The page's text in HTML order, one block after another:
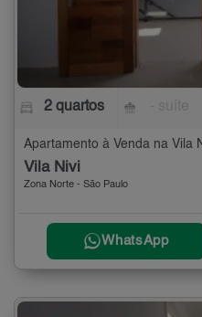
2 quartos
Apartamento à Venda na Vila
Vila Nivi
Zona Norte - São Paulo
WhatsApp